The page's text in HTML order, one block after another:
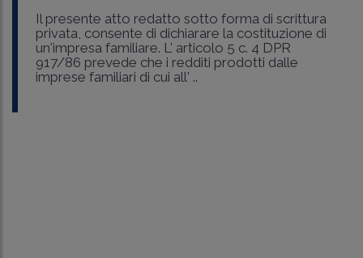
Il presente atto redatto sotto forma di scrittura
privata, consente di dichiarare la costituzione di
un'impresa familiare. L' articolo 5 c. 4 DPR
917/86 prevede che i redditi prodotti dalle
imprese familiari di cui all' ..